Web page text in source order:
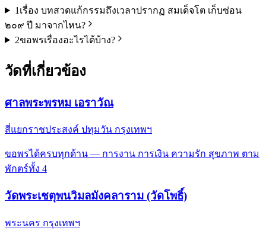
1 เรื่อง บทสวดแก้กรรมถึงเวลาปรากฏ สมเด็จโต เก็บซ่อน
๒๐๙ ปี มาจากไหน?
2ขอพรเรื่องอะไรได้บ้าง?
วัดที่เกี่ยวข้อง
ศาลพระพรหม เอราวัณ
สี่แยกราชประสงค์ ปทุมวัน กรุงเทพฯ
ขอพรได้ครบทุกด้าน — การงาน การเงิน ความรัก สุขภาพ ตาม
พักตร์ทั้ง 4
วัดพระเชตุพนวิมลมังคลาราม (วัดโพธิ์)
พระนคร กรุงเทพฯ